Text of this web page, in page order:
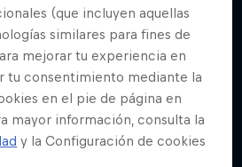
Ride
(que incluyen aquellas
similares para fines de
mejorar tu experiencia en
tu consentimiento mediante la
en el pie de página en
mayor información, consulta la
y la Configuración de cookies